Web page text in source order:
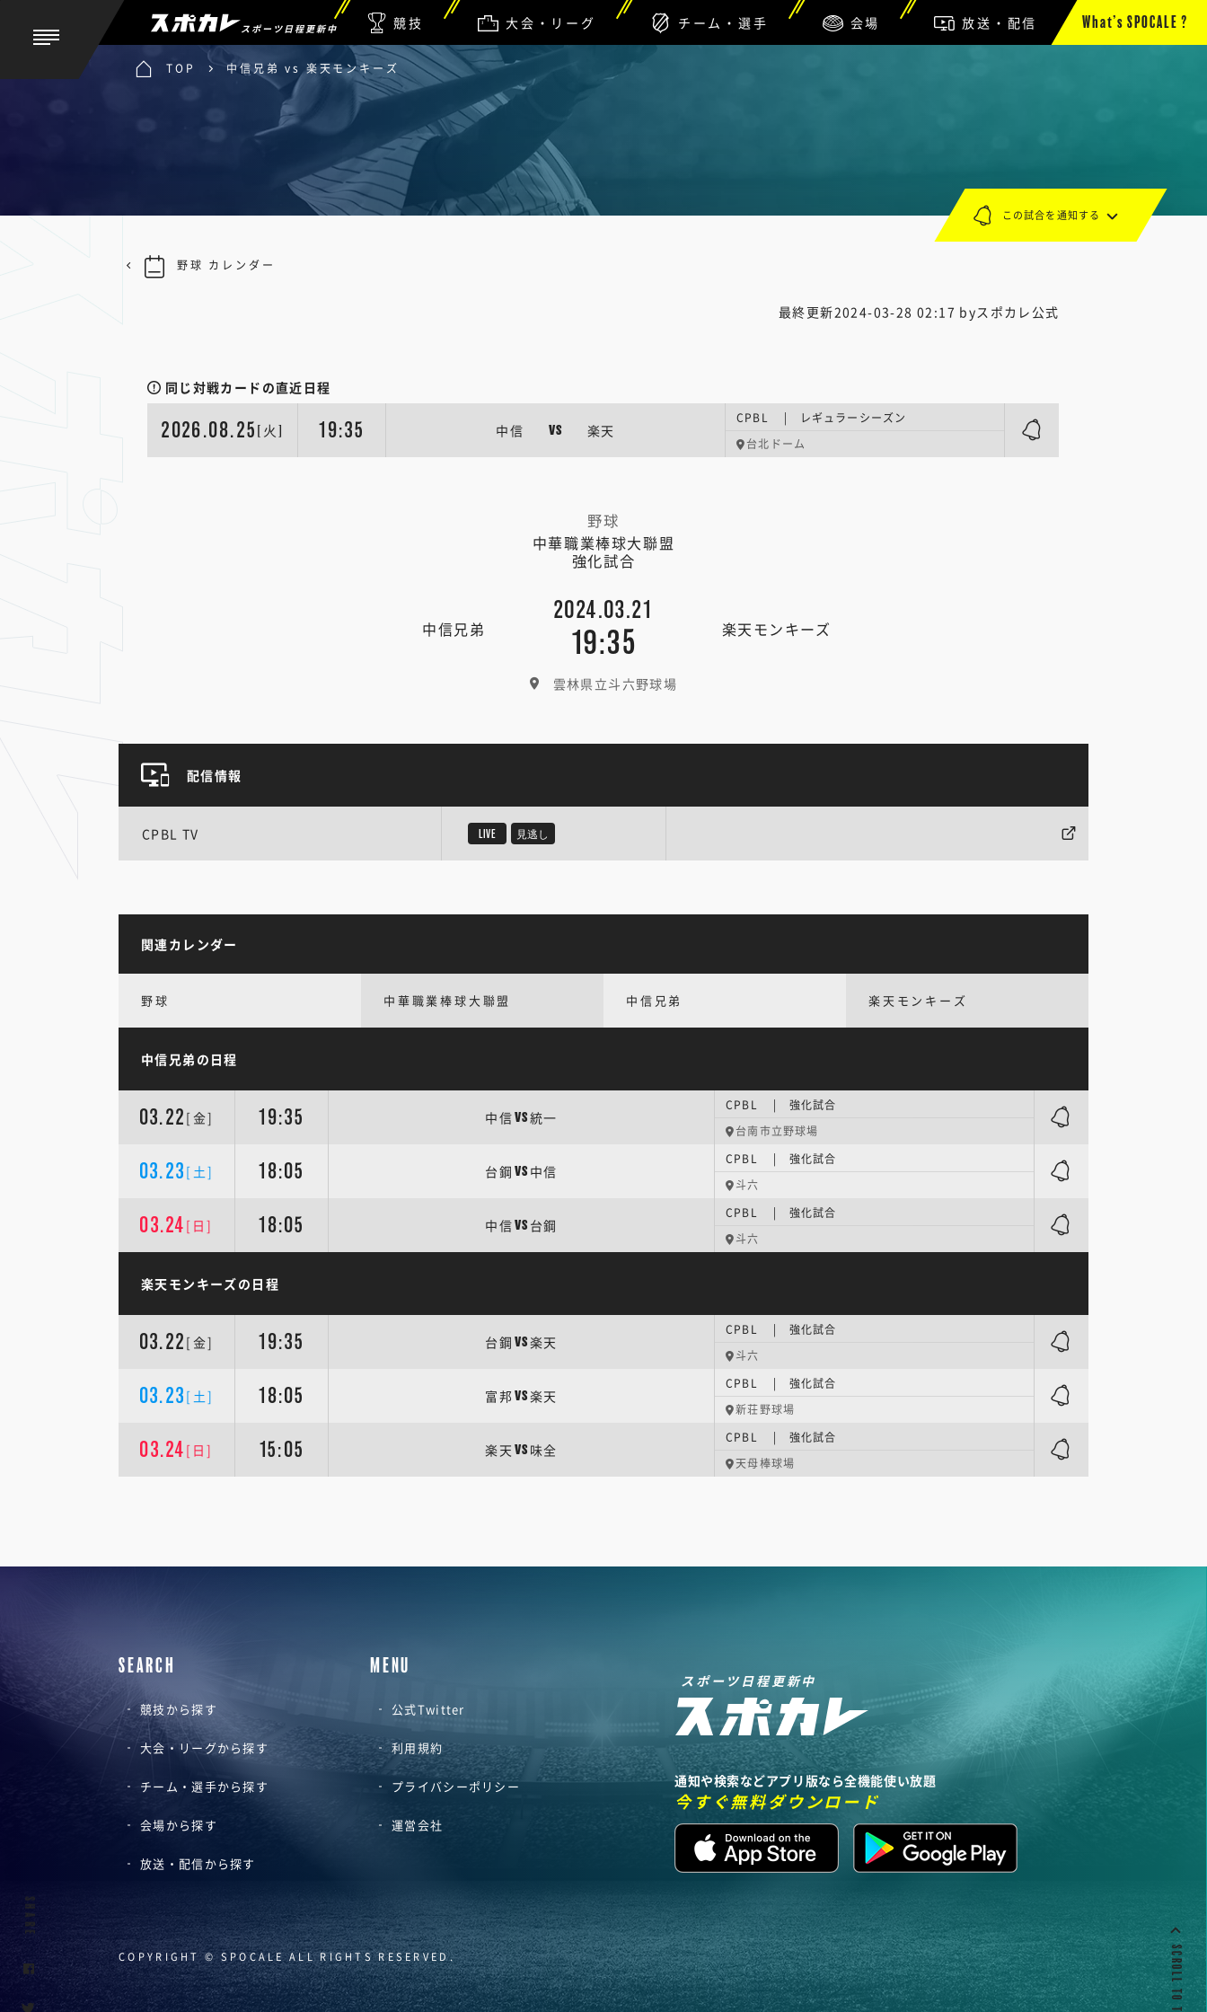
スポーツ日程更新中 競技 大会・リーグ チーム・選手 会場 放送・配信 What’s SPOCALE ?
TOP 中信兄弟 vs 楽天モンキーズ
最終更新2024-03-28 02:17 byスポカレ公式
同じ対戦カードの直近日程
2026.08.25 [火] 19:35 中信 VS 楽天
CPBL | レギュラーシーズン
台北ドーム
野球
中華職業棒球大聯盟
強化試合
中信兄弟
2024.03.21
19:35 楽天モンキーズ
雲林県立斗六野球場
この試合を通知する
野球 カレンダー
配信情報
CPBL TV LIVE 見逃し
関連カレンダー
野球 中華職業棒球大聯盟 中信兄弟 楽天モンキーズ
中信兄弟の日程
03.22 [金] 19:35 中信VS統一
CPBL | 強化試合
台南市立野球場
03.23 [土] 18:05 台鋼 VS 中信
CPBL | 強化試合
斗六
03.24 [日] 18:05 中信VS 台鋼
CPBL | 強化試合
斗六
楽天モンキーズの日程
03.22 [金] 19:35 台鋼 VS楽天
CPBL | 強化試合
斗六
03.23 [土] 18:05 富邦 VS楽天
CPBL | 強化試合
新荘野球場
03.24 [日] 15:05 楽天 VS 味全
CPBL | 強化試合
天母棒球場
SEARCH
競技から探す
大会・リーグから探す
チーム・選手から探す
会場から探す
放送・配信から探す
MENU
公式Twitter
利用規約
プライバシーポリシー
運営会社
スポーツ日程更新中
通知や検索などアプリ版なら全機能使い放題
今すぐ無料ダウンロード
COPYRIGHT © SPOCALE ALL RIGHTS RESERVED. SCROLL TO TOP
SHARE